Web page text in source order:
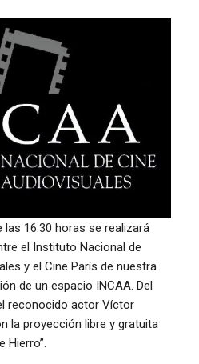
las 16:30 horas se realizará
el Instituto Nacional de
y el Cine París de nuestra
de un espacio INCAA. Del
reconocido actor Víctor
la proyección libre y gratuita
Hierro”.